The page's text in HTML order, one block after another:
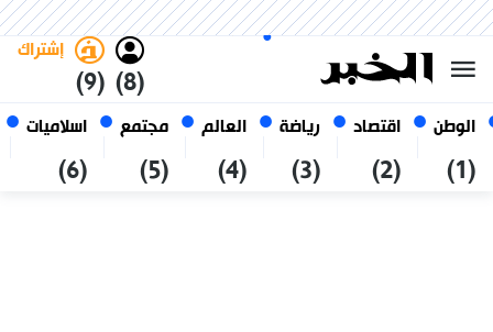
الوطن
(1)
اقتصاد
(2)
رياضة
(3)
العالم
(4)
مجتمع
(5)
اسلاميات
(6)
(8)
إشتراك
(9)
06 أغسطس 2026
الجزائر